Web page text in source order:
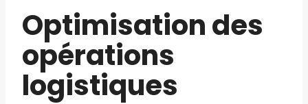
Optimisation des
opérations
logistiques